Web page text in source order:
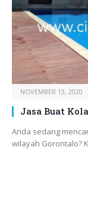
NOVEMBER 13, 2020
Jasa Buat
Anda sedang
wilayah Gorontalo?